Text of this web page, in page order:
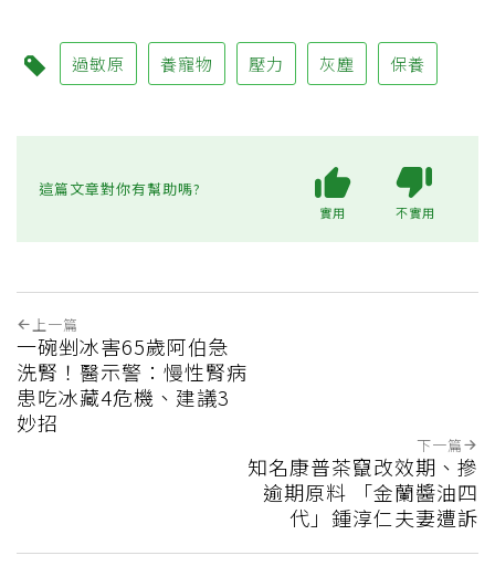
過敏原 養寵物 壓力 灰塵 保養
這篇文章對你有幫助嗎?
實用 不實用
上一篇
一碗剉冰害65歲阿伯急
洗腎！醫示警：慢性腎病
患吃冰藏4危機、建議3
妙招
下一篇
知名康普茶竄改效期、摻
逾期原料 「金蘭醬油四
代」鍾淳仁夫妻遭訴